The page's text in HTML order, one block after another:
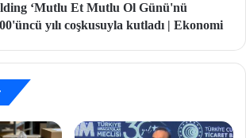
‘Mutlu Et Mutlu Ol Günü'nü
yılı coşkusuyla kutladı | Ekonomi